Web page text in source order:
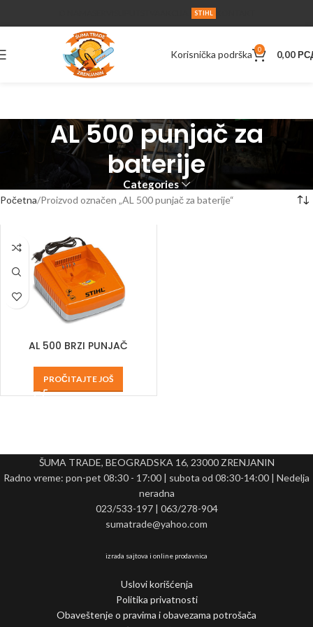
STIHL
Korisnička podrška 0 0,00
AL 500 punjač za
baterije
Categories
Početna Proizvod označen „AL 500 punjač za baterije“
AL 500 BRZI PUNJAČ
PROČITAJTE JOŠ
ŠUMA TRADE, BEOGRADSKA 16, 23000 ZRENJANIN
Radno vreme: pon-pet 08:30 - 17:00 | subota od 08:30-14:00 | Nedelja
neradna
023/533-197 | 063/278-904
sumatrade@yahoo.com
izrada sajtova i online prodavnica
Uslovi korišćenja
Politika privatnosti
Obaveštenje o pravima i obavezama potrošača